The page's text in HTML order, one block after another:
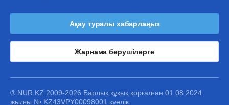
Ақау туралы хабарлаңыз
Жарнама берушілерге
® NUR.KZ 2009-2026 Барлық құқық қорғалған 01.08.2024
жылғы № KZ43VPY00098001 куәлік.